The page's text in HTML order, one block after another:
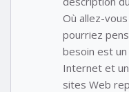
Où allez-
pourriez
besoin est
Internet et
sites Web